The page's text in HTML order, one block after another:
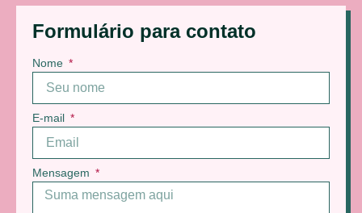
Formulário para contato
Nome
E-mail
Mensagem